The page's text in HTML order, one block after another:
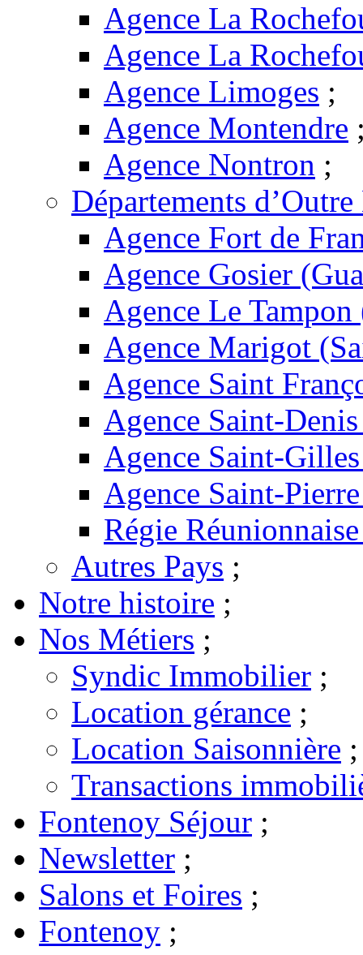
Agence La
Agence La
Agence Limoges ;
Agence Montendre
Agence Nontron ;
Départements
Agence Fort de
Agence Gosier
Agence Le
Agence Marigot
Agence Saint
Agence Saint-
Agence Saint-
Agence Saint-
Régie
Autres Pays ;
Notre histoire ;
Nos Métiers ;
Syndic Immobilier ;
Location gérance ;
Location Saisonnière ;
Transactions
Fontenoy Séjour ;
Newsletter ;
Salons et Foires ;
Fontenoy ;